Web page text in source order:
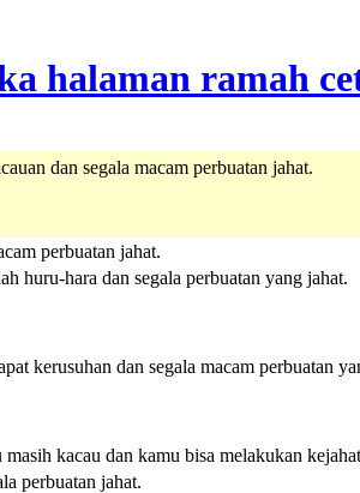
dan segala macam perbuatan jahat.
perbuatan jahat.
huru-hara dan segala perbuatan yang jahat.
kerusuhan dan segala macam perbuatan
kacau dan kamu bisa melakukan
perbuatan jahat.